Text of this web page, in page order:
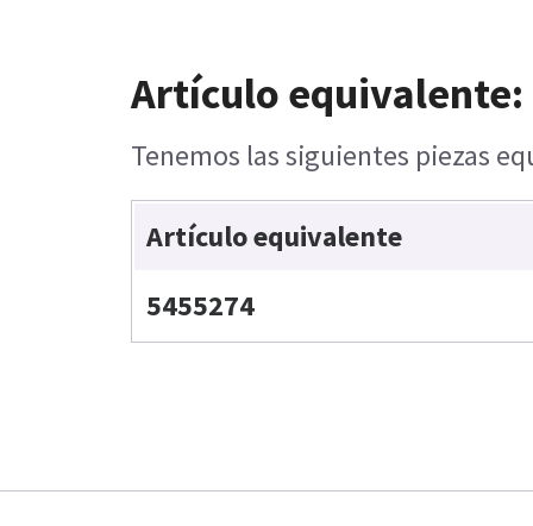
Artículo equivalente:
Tenemos las siguientes piezas
Artículo equivalente
5455274